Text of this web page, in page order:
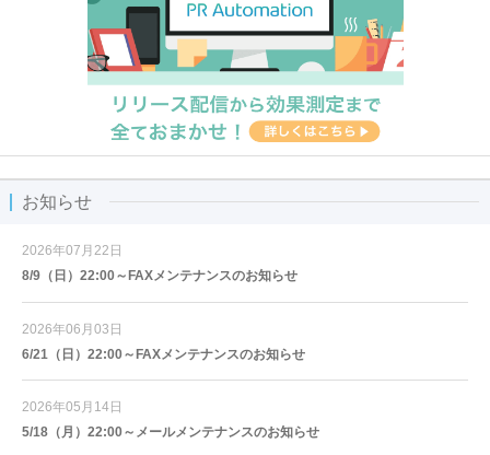
お知らせ
2026年07月22日
8/9（日）22:00～FAXメンテナンスのお知らせ
2026年06月03日
6/21（日）22:00～FAXメンテナンスのお知らせ
2026年05月14日
5/18（月）22:00～メールメンテナンスのお知らせ